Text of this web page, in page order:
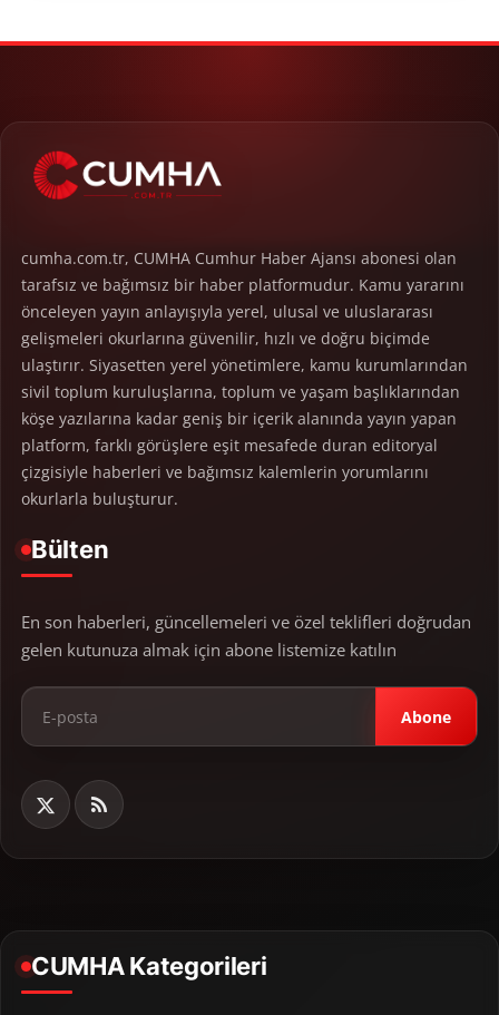
cumha.com.tr, CUMHA Cumhur Haber Ajansı abonesi olan
tarafsız ve bağımsız bir haber platformudur. Kamu yararını
önceleyen yayın anlayışıyla yerel, ulusal ve uluslararası
gelişmeleri okurlarına güvenilir, hızlı ve doğru biçimde
ulaştırır. Siyasetten yerel yönetimlere, kamu kurumlarından
sivil toplum kuruluşlarına, toplum ve yaşam başlıklarından
köşe yazılarına kadar geniş bir içerik alanında yayın yapan
platform, farklı görüşlere eşit mesafede duran editoryal
çizgisiyle haberleri ve bağımsız kalemlerin yorumlarını
okurlarla buluşturur.
Bülten
En son haberleri, güncellemeleri ve özel teklifleri doğrudan
gelen kutunuza almak için abone listemize katılın
Abone
CUMHA Kategorileri